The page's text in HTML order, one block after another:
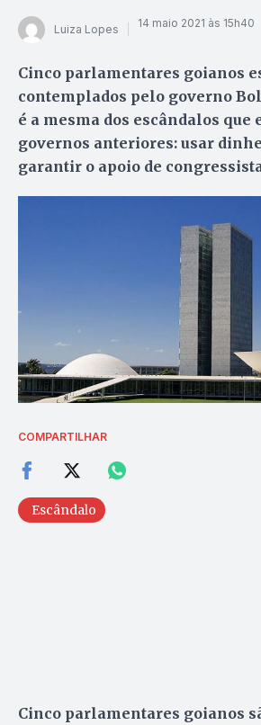
Luiza Lopes 14 maio 2021 às 15h40
Cinco parlamentares goianos
contemplados pelo governo
é a mesma dos escândalos
governos anteriores: usar
garantir o apoio de
COMPARTILHAR
Escândalo
Cinco parlamentares goianos